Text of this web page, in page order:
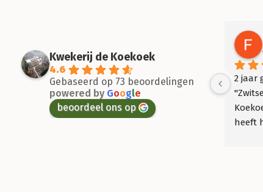
Kwekerij de Koekoek
4.6
Gebaseerd op 73 beoordelingen
powered by Google
beoordeel ons op
2 jaar
heeft